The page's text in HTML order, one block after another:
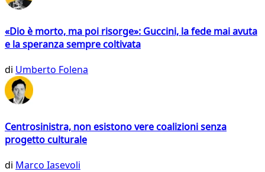
«Dio è morto, ma poi risorge»: Guccini, la fede mai avuta
e la speranza sempre coltivata
di Umberto Folena
Centrosinistra, non esistono vere coalizioni senza
progetto culturale
di Marco Iasevoli